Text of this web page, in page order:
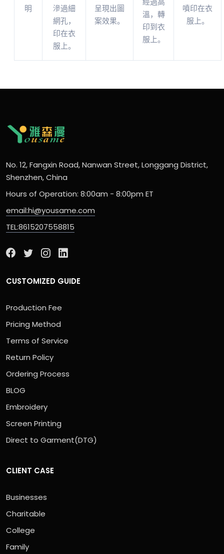
明
滲過細
網孔，
印在衣
服上。
呈現出圖
案效果。
溫，轉
印到衣
服上。
噴印在衣
服上。
No. 12, Fangxin Road, Nanwan Street, Longgang District,
Shenzhen, China
Hours of Operation: 8:00am - 8:00pm ET
email:hi@yousame.com
TEL:8615207558815
CUSTOMIZED GUIDE
Production Fee
Pricing Method
Terms of Service
Return Policy
Ordering Process
BLOG
Embroidery
Screen Printing
Direct to Garment(DTG)
CLIENT CASE
Businesses
Charitable
College
Family